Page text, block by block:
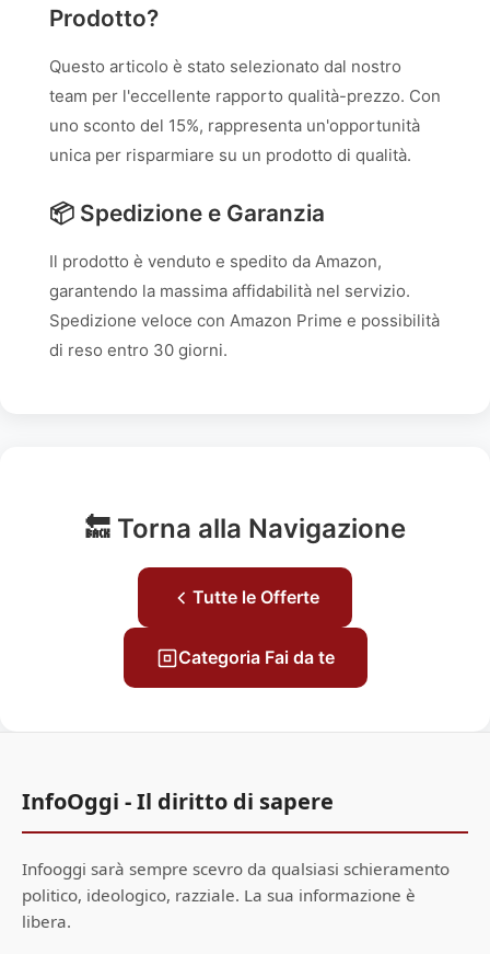
Prodotto?
Questo articolo è stato selezionato dal nostro
team per l'eccellente rapporto qualità-prezzo. Con
uno sconto del 15%, rappresenta un'opportunità
unica per risparmiare su un prodotto di qualità.
📦 Spedizione e Garanzia
Il prodotto è venduto e spedito da Amazon,
garantendo la massima affidabilità nel servizio.
Spedizione veloce con Amazon Prime e possibilità
di reso entro 30 giorni.
🔙 Torna alla Navigazione
Tutte le Offerte
Categoria Fai da te
InfoOggi - Il diritto di sapere
Infooggi sarà sempre scevro da qualsiasi schieramento
politico, ideologico, razziale. La sua informazione è
libera.